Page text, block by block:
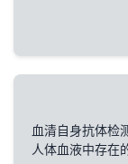
血清自身抗体检
人体血液中存在